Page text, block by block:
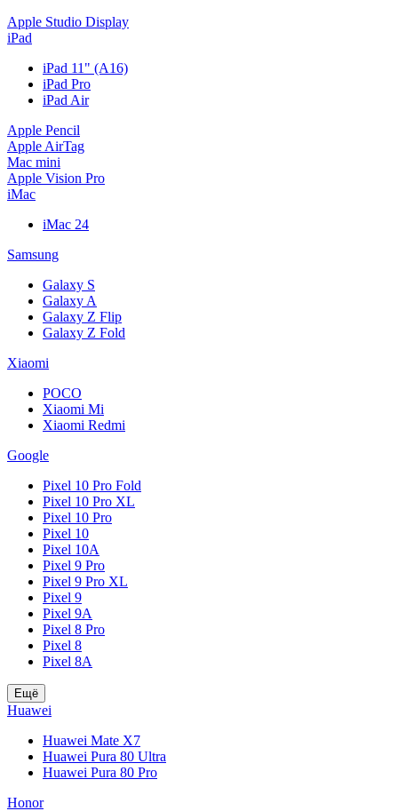
Apple Studio Display
iPad
iPad 11" (A16)
iPad Pro
iPad Air
Apple Pencil
Apple AirTag
Mac mini
Apple Vision Pro
iMac
iMac 24
Samsung
Galaxy S
Galaxy A
Galaxy Z Flip
Galaxy Z Fold
Xiaomi
POCO
Xiaomi Mi
Xiaomi Redmi
Google
Pixel 10 Pro Fold
Pixel 10 Pro XL
Pixel 10 Pro
Pixel 10
Pixel 10A
Pixel 9 Pro
Pixel 9 Pro XL
Pixel 9
Pixel 9A
Pixel 8 Pro
Pixel 8
Pixel 8A
Ещё
Huawei
Huawei Mate X7
Huawei Pura 80 Ultra
Huawei Pura 80 Pro
Honor